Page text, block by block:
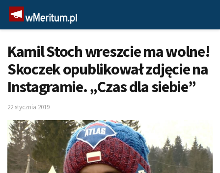
Kamil Stoch wreszcie ma wolne!
Skoczek opublikował zdjęcie na
Instagramie. „Czas dla siebie”
22 stycznia 2019